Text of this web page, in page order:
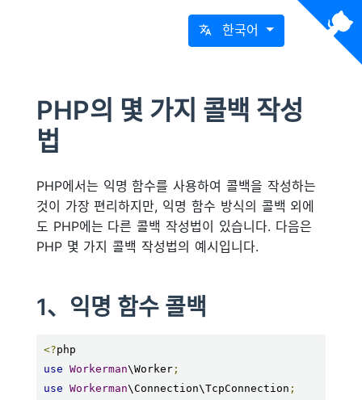
한국어
PHP의 몇 가지 콜백 작성
법
PHP에서는 익명 함수를 사용하여 콜백을 작성하는
것이 가장 편리하지만, 익명 함수 방식의 콜백 외에
도 PHP에는 다른 콜백 작성법이 있습니다. 다음은
PHP 몇 가지 콜백 작성법의 예시입니다.
1、익명 함수 콜백
<?
use Workerman\Worker;
use Workerman\Connection\TcpConnection ;